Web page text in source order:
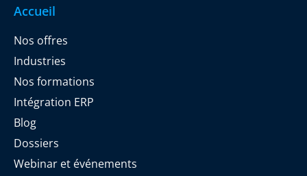
Accueil
Nos offres
Industries
Nos formations
Intégration ERP
Blog
Dossiers
Webinar et événements